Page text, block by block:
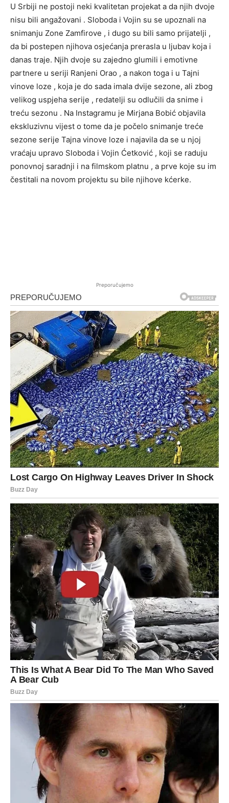
U Srbiji ne postoji neki kvalitetan projekat a da njih dvoje
nisu bili angažovani . Sloboda i Vojin su se upoznali na
snimanju Zone Zamfirove , i dugo su bili samo prijatelji ,
da bi postepen njihova osjećanja prerasla u ljubav koja i
danas traje. Njih dvoje su zajedno glumili i emotivne
partnere u seriji Ranjeni Orao , a nakon toga i u Tajni
vinove loze , koja je do sada imala dvije sezone, ali zbog
velikog uspjeha serije , redatelji su odlučili da snime i
treću sezonu . Na Instagramu je Mirjana Bobić objavila
ekskluzivnu vijest o tome da je počelo snimanje treće
sezone serije Tajna vinove loze i najavila da se u njoj
vraćaju upravo Sloboda i Vojin Ćetković , koji se raduju
ponovnoj saradnji i na filmskom platnu , a prve koje su im
čestitali na novom projektu su bile njihove kćerke.
Preporučujemo